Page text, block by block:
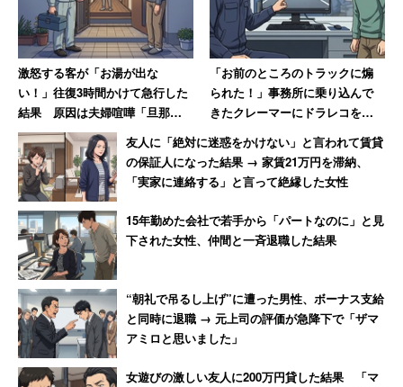
層を作るときは”下に重そうなもの”だと大体イケそうです。
次に、しっかり振ったグリーンスムージーをゆっくり注ぎ
入れます。グリーンスムージーを先に入れると、ヨーグル
トが段々沈んできてしまいました。もしおうちにグラノー
ラやナッツがあれば入れてもOK。ここまでで3分。お疲れ
さまでした！
激怒する客が「お湯が出な
い！」往復3時間かけて急行した
結果 原因は夫婦喧嘩「旦那が
入浴中に奥さんがスイッチを切
っただけ」
「お前のところのトラックに煽
られた！」事務所に乗り込んで
きたクレーマーにドラレコを見
せた結果→蛇行運転が発覚し
「逃げるように去っていった」
友人に「絶対に迷惑をかけない」と言われて賃貸
の保証人になった結果 → 家賃21万円を滞納、
「実家に連絡する」と言って絶縁した女性
15年勤めた会社で若手から「パートなのに」と見
下された女性、仲間と一斉退職した結果
“朝礼で吊るし上げ”に遭った男性、ボーナス支給
と同時に退職 → 元上司の評価が急降下で「ザマ
アミロと思いました」
女遊びの激しい友人に200万円貸した結果 「マ